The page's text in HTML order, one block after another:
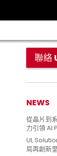
聯絡
NEWS
從晶片到
力引領 AI
UL
局再創新